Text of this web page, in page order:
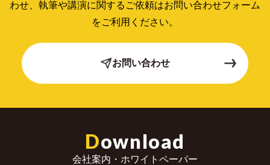
わせ、 執筆や講演に関するご依頼はお問い合わせフォーム
をご利用ください。
お問い合わせ
Download
会社案内・ホワイトペーパー